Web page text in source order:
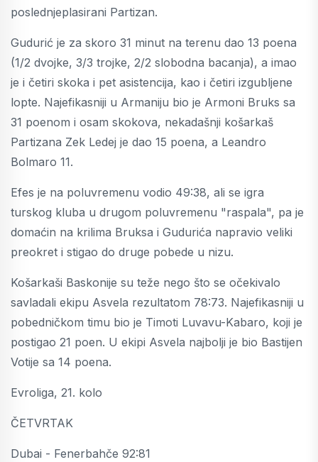
poslednjeplasirani Partizan.
Gudurić je za skoro 31 minut na terenu dao 13 poena
(1/2 dvojke, 3/3 trojke, 2/2 slobodna bacanja), a imao
je i četiri skoka i pet asistencija, kao i četiri izgubljene
lopte. Najefikasniji u Armaniju bio je Armoni Bruks sa
31 poenom i osam skokova, nekadašnji košarkaš
Partizana Zek Ledej je dao 15 poena, a Leandro
Bolmaro 11.
Efes je na poluvremenu vodio 49:38, ali se igra
turskog kluba u drugom poluvremenu "raspala", pa je
domaćin na krilima Bruksa i Gudurića napravio veliki
preokret i stigao do druge pobede u nizu.
Košarkaši Baskonije su teže nego što se očekivalo
savladali ekipu Asvela rezultatom 78:73. Najefikasniji u
pobedničkom timu bio je Timoti Luvavu-Kabaro, koji je
postigao 21 poen. U ekipi Asvela najbolji je bio Bastijen
Votije sa 14 poena.
Evroliga, 21. kolo
ČETVRTAK
Dubai - Fenerbahče 92:81